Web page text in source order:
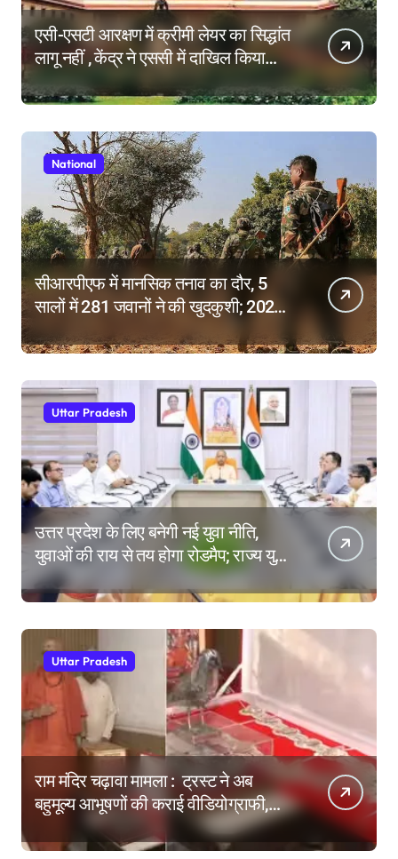
एसी-एसटी आरक्षण में क्रीमी लेयर का सिद्धांत
लागू नहीं , केंद्र ने एससी में दाखिल किया
हलफनामा; याचिकाएं खारिज करने की मांग
National
सीआरपीएफ में मानसिक तनाव का दौर, 5
सालों में 281 जवानों ने की खुदकुशी; 2025
Uttar Pradesh
उत्तर प्रदेश के लिए बनेगी नई युवा नीति,
युवाओं की राय से तय होगा रोडमैप; राज्य युवा
आयोग के गठन पर भी मंथन
Uttar Pradesh
राम मंदिर चढ़ावा मामला : ट्रस्ट ने अब
बहुमूल्य आभूषणों की कराई वीडियोग्राफी,
वेबसाइट पर दिखाने की तैयारी